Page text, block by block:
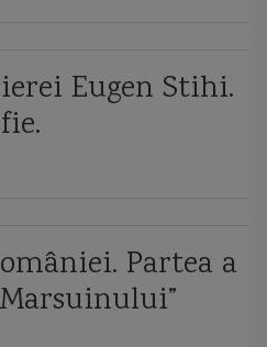
Eugen Stihi.
Partea a